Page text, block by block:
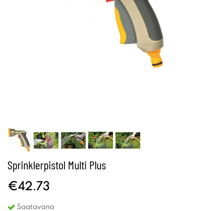
Sprinklerpistol Multi Plus
€42.73
Saatavana